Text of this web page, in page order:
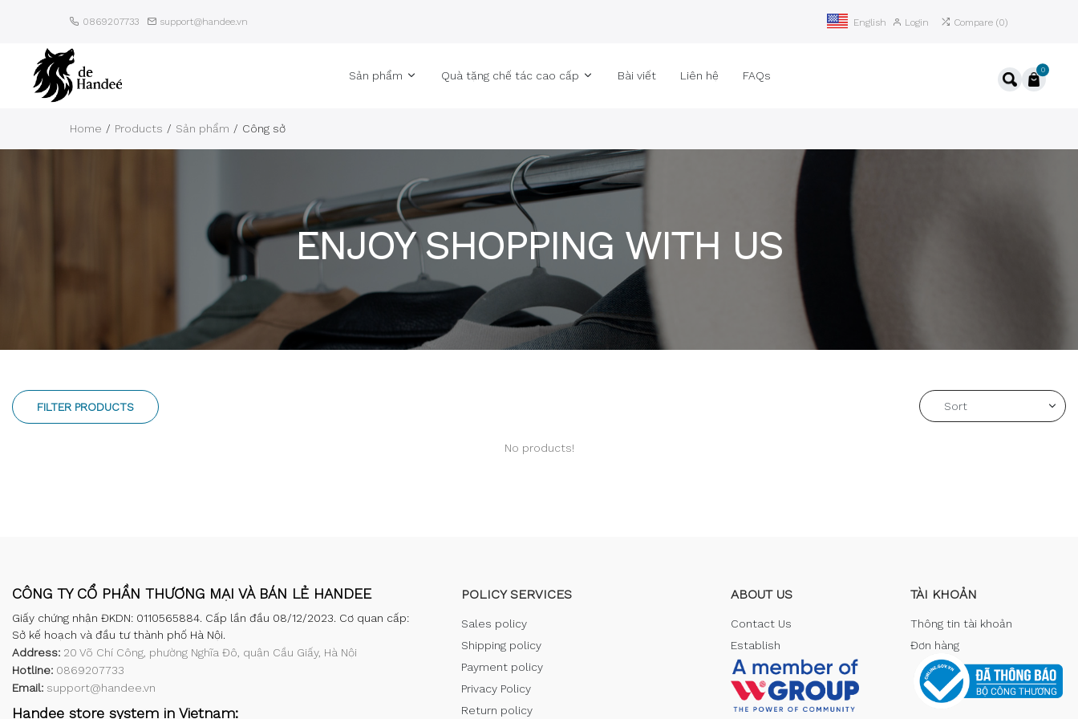
0869207733 support@handee.vn English Login Compare (0)
Sản phẩm Quà tặng chế tác cao cấp Bài viết Liên hệ FAQs 0
Home Products Sản phẩm Công sở
ENJOY SHOPPING WITH US
FILTER PRODUCTS
No products!
CÔNG TY CỔ PHẦN THƯƠNG MẠI VÀ BÁN LẺ HANDEE
Giấy chứng nhận ĐKDN: 0110565884. Cấp lần đầu 08/12/2023. Cơ quan cấp:
Sở kế hoạch và đầu tư thành phố Hà Nội.
Address: 20 Võ Chí Công, phường Nghĩa Đô, quận Cầu Giấy, Hà Nội
Hotline: 0869207733
Email: support@handee.vn
Handee store system in Vietnam:
POLICY SERVICES
Sales policy
Shipping policy
Payment policy
Privacy Policy
Return policy
ABOUT US
Contact Us
Establish
TÀI KHOẢN
Thông tin tài khoản
Đơn hàng